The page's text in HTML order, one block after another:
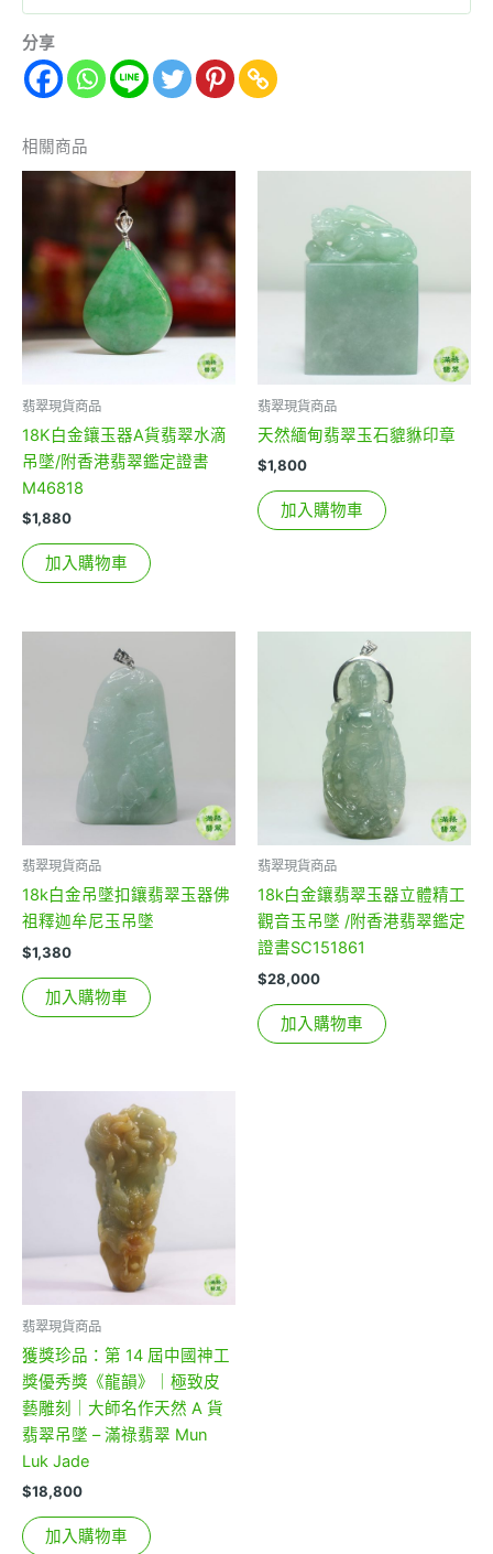
分享
相關商品
翡翠現貨商品
18K白金鑲玉器A貨翡翠水滴
吊墜/附香港翡翠鑑定證書
M46818
$1,880
加入購物車
翡翠現貨商品
天然緬甸翡翠玉石貔貅印章
$1,800
加入購物車
翡翠現貨商品
18k白金吊墜扣鑲翡翠玉器佛
祖釋迦牟尼玉吊墜
$1,380
加入購物車
翡翠現貨商品
18k白金鑲翡翠玉器立體精工
觀音玉吊墜 /附香港翡翠鑑定
證書SC151861
$28,000
加入購物車
翡翠現貨商品
獲獎珍品：第 14 屆中國神工
獎優秀獎《龍韻》｜極致皮
藝雕刻｜大師名作天然 A 貨
翡翠吊墜 – 滿祿翡翠 Mun
Luk Jade
$18,800
加入購物車